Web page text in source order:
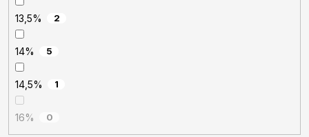
13,5% 2
14% 5
14,5% 1
16% 0